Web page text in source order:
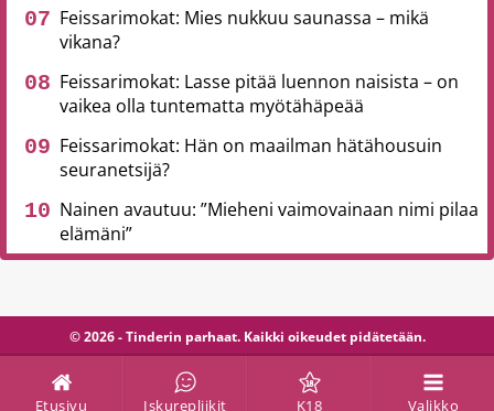
Etusivu Iskurepliikit K18 Valikko
Feissarimokat: Mies nukkuu saunassa – mikä
vikana?
Feissarimokat: Lasse pitää luennon naisista – on
vaikea olla tuntematta myötähäpeää
Feissarimokat: Hän on maailman hätähousuin
seuranetsijä?
Nainen avautuu: ”Mieheni vaimovainaan nimi pilaa
elämäni”
© 2026 - Tinderin parhaat. Kaikki oikeudet pidätetään.